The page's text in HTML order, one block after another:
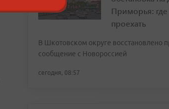
Приморья:
проехать
В Шкотовском округе восстановлено
сообщение с Новороссией
сегодня, 08:57